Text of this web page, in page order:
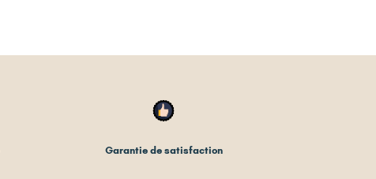
Garantie de satisfaction